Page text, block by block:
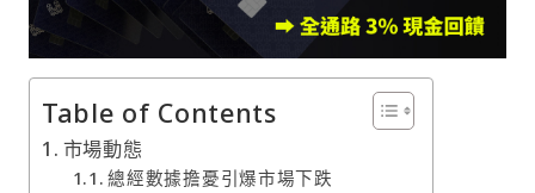
Table of Contents
市場動態
總經數據擔憂引爆市場下跌